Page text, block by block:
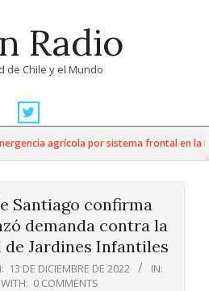
Radio
de Chile y el Mundo
agrícola por sistema frontal en la
Santiago confirma
demanda contra la
de Jardines Infantiles
13 DE DICIEMBRE DE 2022
IN:
WITH: 0 COMMENTS